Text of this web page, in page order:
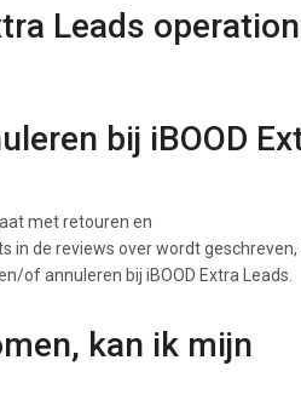
Leads
bij iBOOD
met retouren en
in de reviews over wordt geschreven,
of annuleren bij iBOOD Extra Leads.
kan ik mijn